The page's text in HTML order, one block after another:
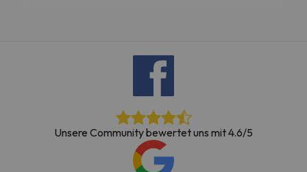
Unsere Community bewertet uns mit 4.6/5